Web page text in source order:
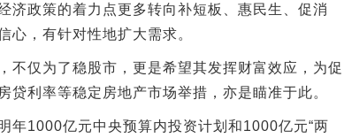
济政策的着力点更多转向补短板、惠民生、促消
心，有针对性地扩大需求。
仅为了稳股市，更是希望其发挥财富效应，为促
贷利率等稳定房地产市场举措，亦是瞄准于此。
1000亿元中央预算内投资计划和1000亿元“两